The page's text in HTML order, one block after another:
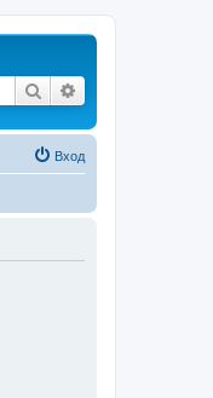
Поиск
Вход